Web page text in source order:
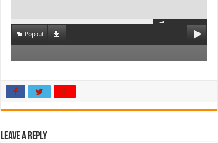
Popout
Leave a Reply